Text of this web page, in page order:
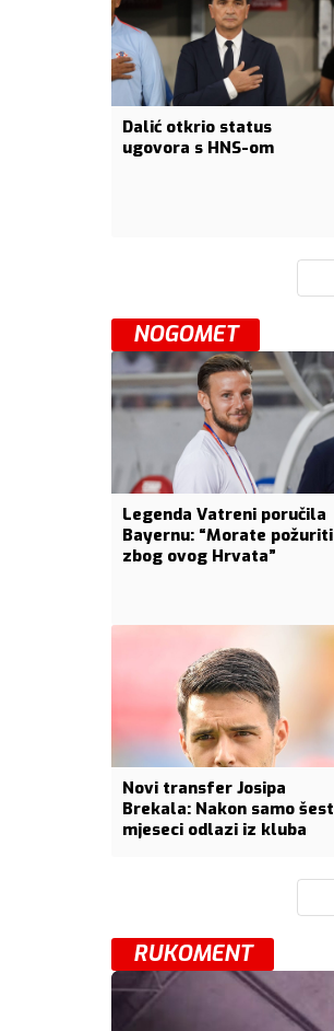
Dalić otkrio status
ugovora s HNS-om
NOGOMET
Legenda Vatreni poručila
Bayernu: “Morate požuriti
zbog ovog Hrvata”
Novi transfer Josipa
Brekala: Nakon samo šest
mjeseci odlazi iz kluba
RUKOMENT